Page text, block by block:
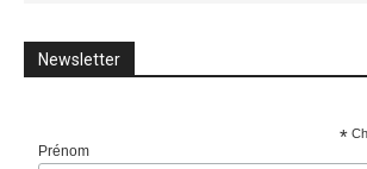
Newsletter
*
Prénom